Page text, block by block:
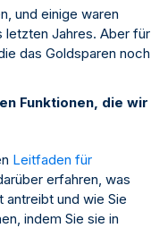
und einige waren
letzten Jahres. Aber für
das Goldsparen noch
Funktionen, die wir
Leitfaden für
erfahren, was
und wie Sie
indem Sie sie in